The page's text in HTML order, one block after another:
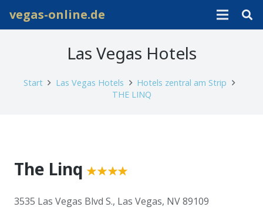
vegas-online.de
Las Vegas Hotels
Start Las Vegas Hotels
Hotels zentral am Strip
THE LINQ
The Linq
3535 Las Vegas Blvd S., Las Vegas, NV 89109